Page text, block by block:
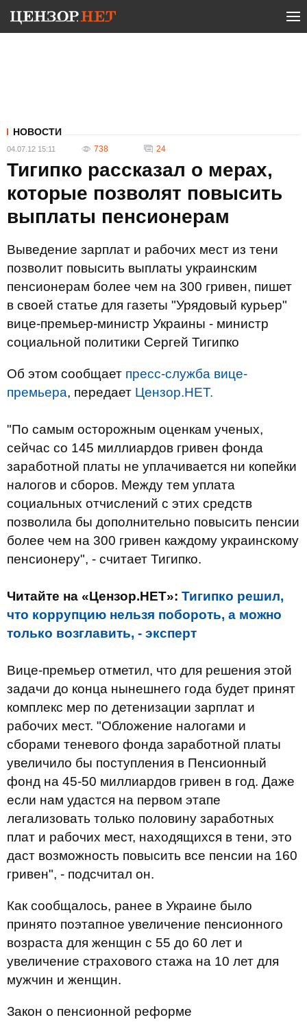
НОВОСТИ
04.07.12 15:11 738 24
Тигипко рассказал о мерах,
которые позволят повысить
выплаты пенсионерам
Выведение зарплат и рабочих мест из тени
позволит повысить выплаты украинским
пенсионерам более чем на 300 гривен, пишет
в своей статье для газеты "Урядовый курьер"
вице-премьер-министр Украины - министр
социальной политики Сергей Тигипко
Об этом сообщает пресс-служба вице-
премьера, передает Цензор.НЕТ.
"По самым осторожным оценкам ученых,
сейчас со 145 миллиардов гривен фонда
заработной платы не уплачивается ни копейки
налогов и сборов. Между тем уплата
социальных отчислений с этих средств
позволила бы дополнительно повысить пенсии
более чем на 300 гривен каждому украинскому
пенсионеру", - считает Тигипко.
Читайте на «Цензор.НЕТ»: Тигипко решил,
что коррупцию нельзя побороть, а можно
только возглавить, - эксперт
Вице-премьер отметил, что для решения этой
задачи до конца нынешнего года будет принят
комплекс мер по детенизации зарплат и
рабочих мест. "Обложение налогами и
сборами теневого фонда заработной платы
увеличило бы поступления в Пенсионный
фонд на 45-50 миллиардов гривен в год. Даже
если нам удастся на первом этапе
легализовать только половину заработных
плат и рабочих мест, находящихся в тени, это
даст возможность повысить все пенсии на 160
гривен", - подсчитал он.
Как сообщалось, ранее в Украине было
принято поэтапное увеличение пенсионного
возраста для женщин с 55 до 60 лет и
увеличение страхового стажа на 10 лет для
мужчин и женщин.
Закон о пенсионной реформе